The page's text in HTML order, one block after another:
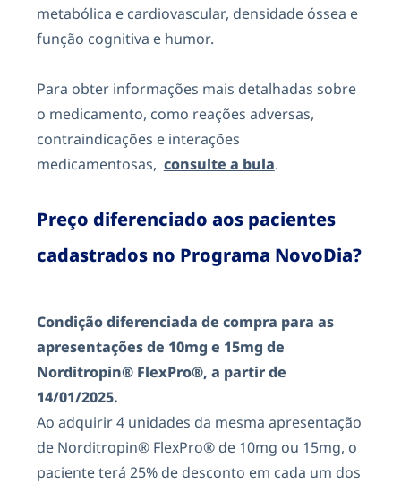
metabólica e cardiovascular, densidade óssea e
função cognitiva e humor.
Para obter informações mais detalhadas sobre
o medicamento, como reações adversas,
contraindicações e interações
medicamentosas, consulte a bula.
Preço diferenciado aos pacientes
cadastrados no Programa NovoDia?
Condição diferenciada de compra para as
apresentações de 10mg e 15mg de
Norditropin® FlexPro®, a partir de
14/01/2025.
Ao adquirir 4 unidades da mesma apresentação
de Norditropin® FlexPro® de 10mg ou 15mg, o
paciente terá 25% de desconto em cada um dos